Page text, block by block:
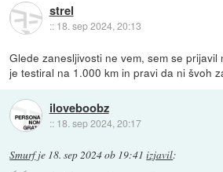
strel
:: 18. sep 2024, 20:13
Glede zanesljivosti ne vem, sem se prijavil
je testiral na 1.000 km in pravi da ni švoh
iloveboobz
:: 18. sep 2024, 20:17
Smurfje 18. sep 2024 ob 19:41 izjavil: